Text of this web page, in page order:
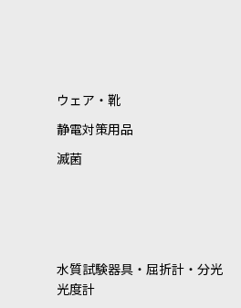
ウェア・靴
静電対策用品
滅菌
水質試験器具・屈折計・分光
光度計